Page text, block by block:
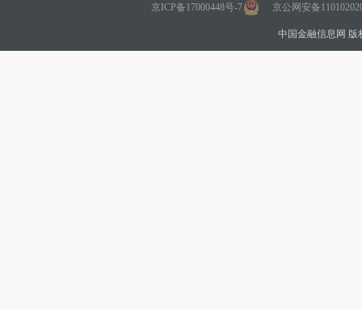
京ICP备17000448号-7 京公网安备
中国金融信息网 版